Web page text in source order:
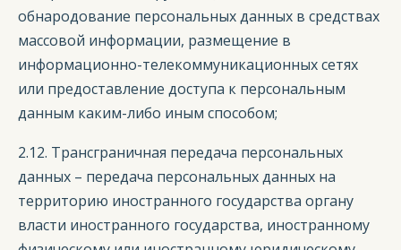
обнародование персональных данных в средствах
массовой информации, размещение в
информационно-телекоммуникационных сетях
или предоставление доступа к персональным
данным каким-либо иным способом;
2.12. Трансграничная передача персональных
данных – передача персональных данных на
территорию иностранного государства органу
власти иностранного государства, иностранному